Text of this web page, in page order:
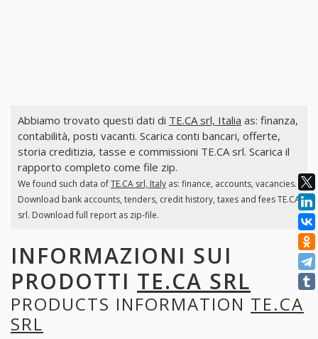
Abbiamo trovato questi dati di TE.CA srl, Italia as: finanza,
contabilità, posti vacanti. Scarica conti bancari, offerte,
storia creditizia, tasse e commissioni TE.CA srl. Scarica il
rapporto completo come file zip.
We found such data ofTE.CA srl, Italyas: finance, accounts, vacancies.
Download bank accounts, tenders, credit history, taxes and fees TE.CA
srl. Download full report as zip-file.
INFORMAZIONI SUI
PRODOTTI TE.CA SRL
PRODUCTS INFORMATION TE.CA
SRL